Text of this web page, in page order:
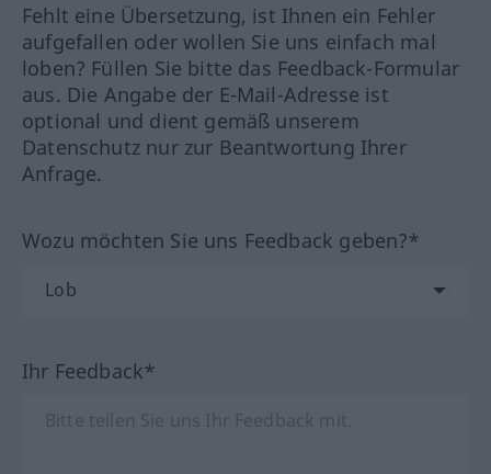
Fehlt eine Übersetzung, ist Ihnen ein Fehler
aufgefallen oder wollen Sie uns einfach mal
loben? Füllen Sie bitte das Feedback-Formular
aus. Die Angabe der E-Mail-Adresse ist
optional und dient gemäß unserem
Datenschutz nur zur Beantwortung Ihrer
Anfrage.
Wozu möchten Sie uns Feedback geben?*
Ihr Feedback*